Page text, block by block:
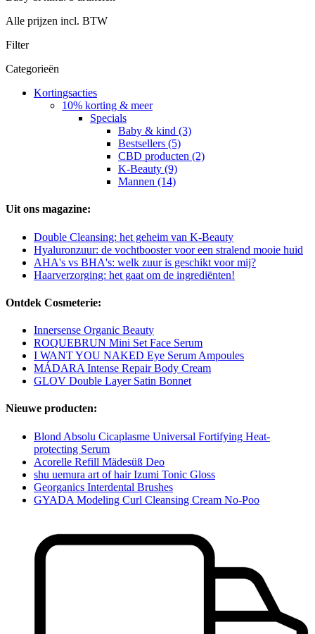
Alle prijzen incl. BTW
Filter
Categorieën
Kortingsacties
10% korting & meer
Specials
Baby & kind (3)
Bestsellers (5)
CBD producten (2)
K-Beauty (9)
Mannen (14)
Uit ons magazine:
Double Cleansing: het geheim van K-Beauty
Hyaluronzuur: de vochtbooster voor een stralend mooie huid
AHA's vs BHA's: welk zuur is geschikt voor mij?
Haarverzorging: het gaat om de ingrediënten!
Ontdek Cosmeterie:
Innersense Organic Beauty
ROQUEBRUN Mini Set Face Serum
I WANT YOU NAKED Eye Serum Ampoules
MÁDARA Intense Repair Body Cream
GLOV Double Layer Satin Bonnet
Nieuwe producten:
Blond Absolu Cicaplasme Universal Fortifying Heat-
protecting Serum
Acorelle Refill Mädesüß Deo
shu uemura art of hair Izumi Tonic Gloss
Georganics Interdental Brushes
GYADA Modeling Curl Cleansing Cream No-Poo